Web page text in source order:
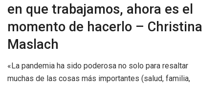
en que trabajamos, ahora es el
momento de hacerlo – Christina
Maslach
«La pandemia ha sido poderosa no solo para resaltar
muchas de las cosas más importantes (salud, familia,